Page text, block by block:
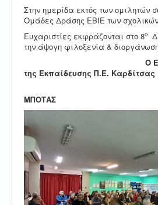
Στην ημερίδα εκτός των ομιλητών
Ομάδες Δράσης ΕΒΙΕ των
Ευχαριστίες εκφράζονται στο 8ο
την άψογη φιλοξενία &
Ο
της Εκπαίδευσης Π.Ε. Καρδίτσας
ΜΠΟΤΑΣ